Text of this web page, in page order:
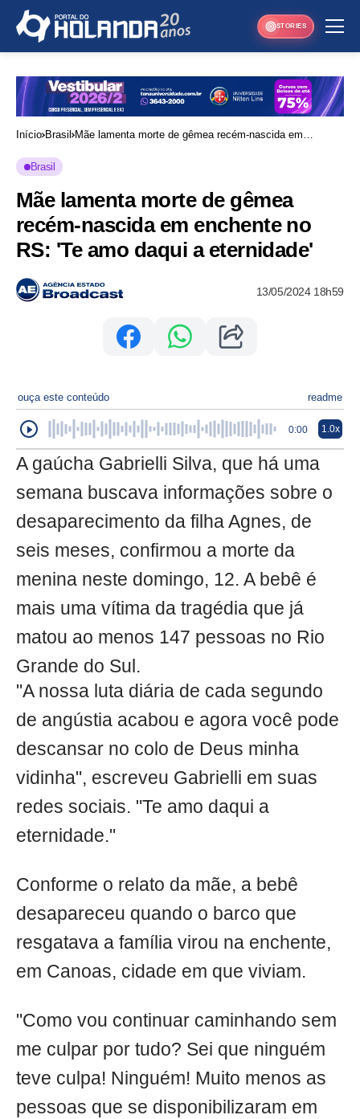
STORIES
Início Brasil
Mãe lamenta morte de gêmea recém-nascida em
Brasil
Mãe lamenta morte de gêmea
recém-nascida em enchente no
RS: 'Te amo daqui a eternidade'
13/05/2024 18h59
ouça este conteúdo readme
0:00 1.0x
A gaúcha Gabrielli Silva, que há uma
semana buscava informações sobre o
desaparecimento da filha Agnes, de
seis meses, confirmou a morte da
menina neste domingo, 12. A bebê é
mais uma vítima da tragédia que já
matou ao menos 147 pessoas no Rio
Grande do Sul.
"A nossa luta diária de cada segundo
de angústia acabou e agora você pode
descansar no colo de Deus minha
vidinha", escreveu Gabrielli em suas
redes sociais. "Te amo daqui a
eternidade."
Conforme o relato da mãe, a bebê
desapareceu quando o barco que
resgatava a família virou na enchente,
em Canoas, cidade em que viviam.
"Como vou continuar caminhando sem
me culpar por tudo? Sei que ninguém
teve culpa! Ninguém! Muito menos as
pessoas que se disponibilizaram em